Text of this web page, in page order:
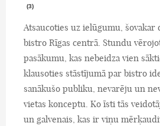
(3)
Atsaucoties uz ielūgumu, šovakar
bistro Rīgas centrā. Stundu
pasākumu, kas nebeidza vien
klausoties stāstījumā par bistro
sanākušo publiku, nevarēju un
vietas konceptu. Ko īsti tās
un galvenais, kas ir viņu